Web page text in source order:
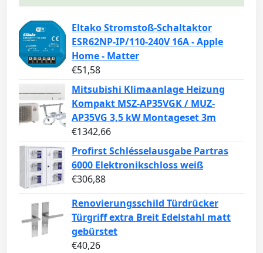
Eltako Stromstoß-Schaltaktor
ESR62NP-IP/110-240V 16A - Apple
Home - Matter
€51,58
Mitsubishi Klimaanlage Heizung
Kompakt MSZ-AP35VGK / MUZ-
AP35VG 3,5 kW Montageset 3m
€1342,66
Profirst Schlésselausgabe Partras
6000 Elektronikschloss weiß
€306,88
Renovierungsschild Türdrücker
Türgriff extra Breit Edelstahl matt
gebürstet
€40,26